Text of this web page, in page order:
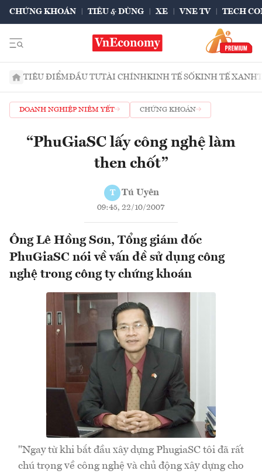
CHỨNG KHOÁN TIÊU & DÙNG XE VNE TV TECH
TIÊU ĐIỂMĐẦU TƯTÀI CHÍNHKINH TẾ SỐKINH TẾ XANH
DOANH NGHIỆP NIÊM YẾT CHỨNG KHOÁN
“PhuGiaSC lấy công nghệ làm
then chốt”
T Tú Uyên
09:45, 22/10/2007
Ông Lê Hồng Sơn, Tổng giám đốc
PhuGiaSC nói về vấn đề sử dụng công
nghệ trong công ty chứng khoán
"Ngay từ khi bắt đầu xây dựng PhugiaSC tôi đã rất
chú trọng về công nghệ và chủ động xây dựng cho